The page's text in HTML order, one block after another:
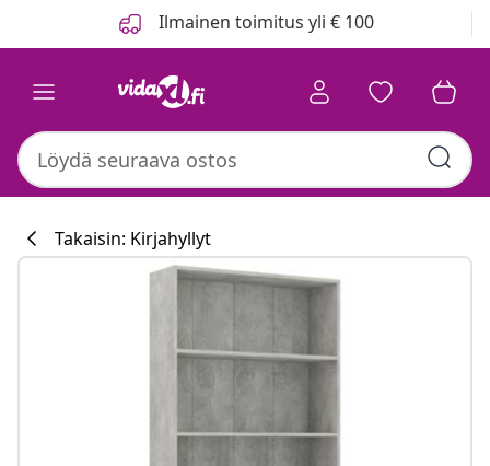
Ilmainen toimitus yli € 100
Takaisin: Kirjahyllyt